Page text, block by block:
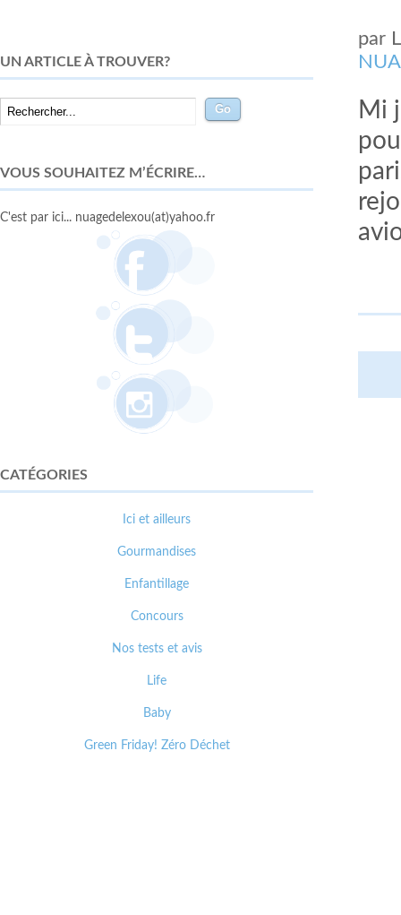
par
Mi
UN ARTICLE À TROUVER?
VOUS SOUHAITEZ M’ÉCRIRE…
C'est par ici... nuagedelexou(at)yahoo.fr
CATÉGORIES
Ici et ailleurs
Gourmandises
Enfantillage
Concours
Nos tests et avis
Life
Baby
Green Friday! Zéro Déchet